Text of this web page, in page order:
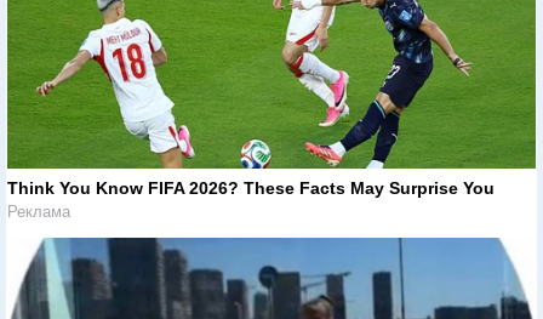
Think You Know FIFA 2026? These Facts May Surprise You
Реклама